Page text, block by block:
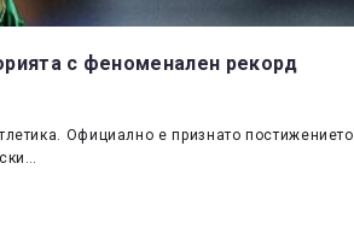
с феноменален рекорд
Официално е признато постижението